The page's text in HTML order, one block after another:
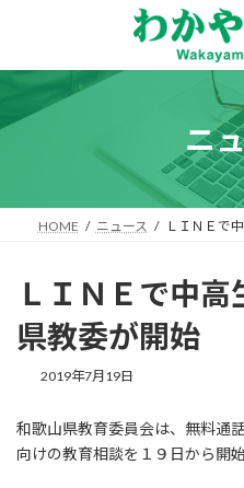
ン
へ
プ
ー
ョ
動
ニ
HOME ニュース ＬＩＮＥで
ＬＩＮＥで中
県教委が開始
2019年7月19日
和歌山県教育委員会は、無料通
向けの教育相談を１９日から開始